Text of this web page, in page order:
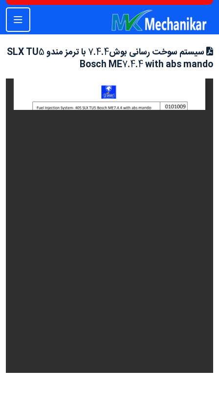
سیستم سوخت رسانی بوش7.4.4 با ترمز مندو SLX TU5
Bosch ME7.4.4 with abs mando